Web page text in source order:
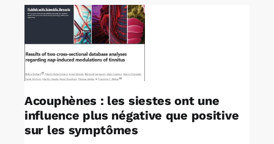
Acouphènes : les siestes ont une
influence plus négative que positive
sur les symptômes